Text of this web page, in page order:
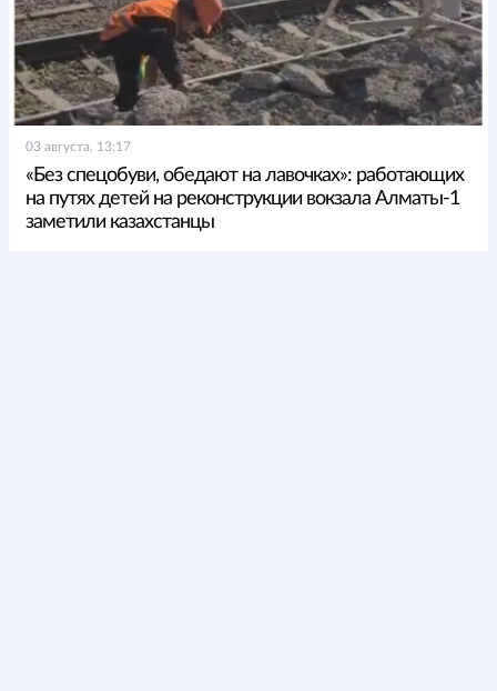
03 августа, 13:17
«Без спецобуви, обедают на лавочках»: работающих
на путях детей на реконструкции вокзала Алматы-1
заметили казахстанцы